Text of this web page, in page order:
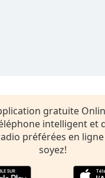
gratuite
intelligent et
préférées en
soyez!